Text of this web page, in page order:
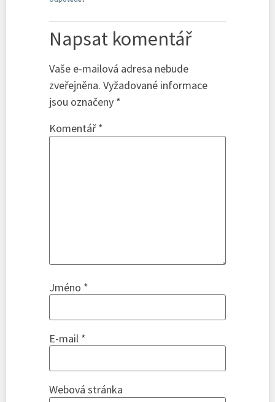
Napsat komentář
Vaše e-mailová adresa nebude
zveřejněna. Vyžadované informace
jsou označeny *
Komentář*
Jméno *
E-mail *
Webová stránka